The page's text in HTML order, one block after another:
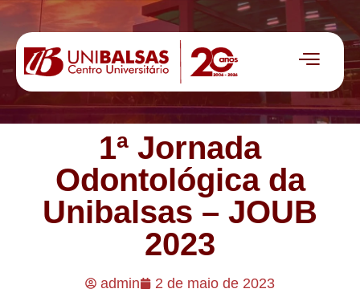
1ª Jornada
Odontológica da
Unibalsas – JOUB
2023
admin 2 de maio de 2023